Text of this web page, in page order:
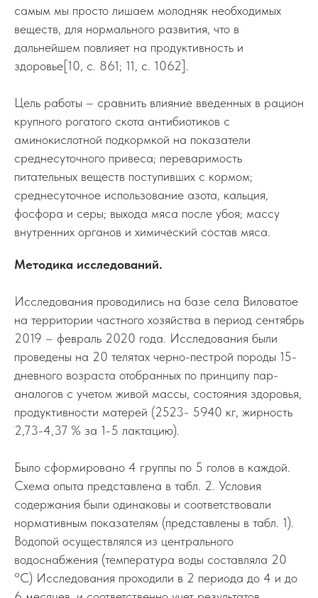
самым мы просто лишаем молодняк необходимых
веществ, для нормального развития, что в
дальнейшем повлияет на продуктивность и
здоровье[10, с. 861; 11, с. 1062].
Цель работы – сравнить влияние введенных в рацион
крупного рогатого скота антибиотиков с
аминокислотной подкормкой на показатели
среднесуточного привеса; переваримость
питательных веществ поступивших с кормом;
среднесуточное использование азота, кальция,
фосфора и серы; выхода мяса после убоя; массу
внутренних органов и химический состав мяса.
Методика исследований.
Исследования проводились на базе села Виловатое
на территории частного хозяйства в период сентябрь
2019 – февраль 2020 года. Исследования были
проведены на 20 телятах черно-пестрой породы 15-
дневного возраста отобранных по принципу пар-
аналогов с учетом живой массы, состояния здоровья,
продуктивности матерей (2523- 5940 кг, жирность
2,73-4,37 % за 1-5 лактацию).
Было сформировано 4 группы по 5 голов в каждой.
Схема опыта представлена в табл. 2. Условия
содержания были одинаковы и соответствовали
нормативным показателям (представлены в табл. 1).
Водопой осуществлялся из центрального
водоснабжения (температура воды составляла 20
°С) Исследования проходили в 2 периода до 4 и до